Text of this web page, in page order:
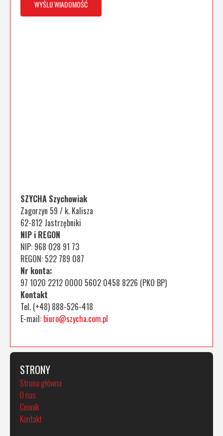
SZYCHA Szychowiak
Zagorzyn 59 / k. Kalisza
62-812 Jastrzębniki
NIP i REGON
NIP: 968 028 91 73
REGON: 522 789 087
Nr konta:
97 1020 2212 0000 5602 0458 8226 (PKO BP)
Kontakt
Tel. (+48) 888-526-418
E-mail: biuro@szycha.com.pl
STRONY
Strona główna
O nas
Cennik
Kontakt